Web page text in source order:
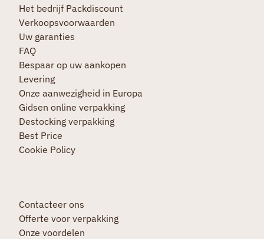
Het bedrijf Packdiscount
Verkoopsvoorwaarden
Uw garanties
FAQ
Bespaar op uw aankopen
Levering
Onze aanwezigheid in Europa
Gidsen online verpakking
Destocking verpakking
Best Price
Cookie Policy
Contacteer ons
Offerte voor verpakking
Onze voordelen